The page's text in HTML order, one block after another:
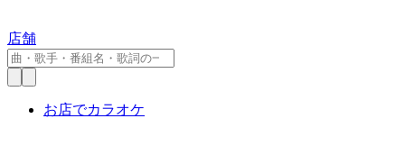
店舗
お店でカラオケ